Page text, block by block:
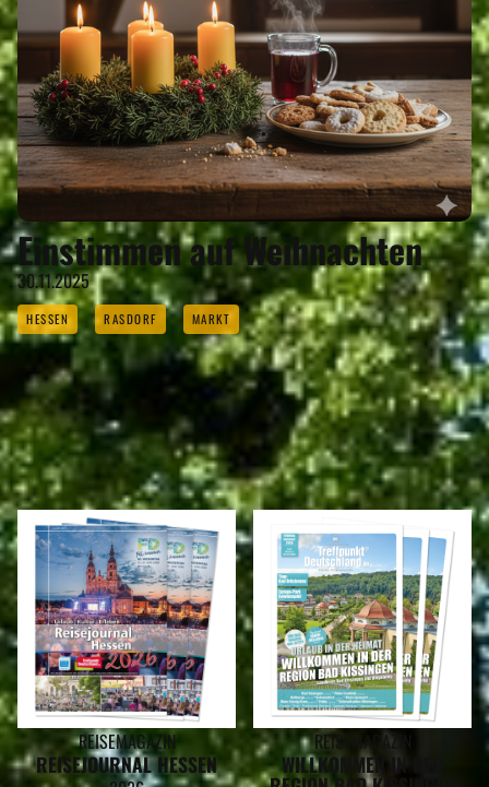
Einstimmen auf Weihnachten
30.11.2025
HESSEN RASDORF MARKT
REISEMAGAZINE
IN DIESEN REISEMAGAZINEN FINDEN SIE DEN LANDKREIS FULDA
REISEMAGAZIN
REISEJOURNAL HESSEN
REISEMAGAZIN
WILLKOMMEN IN DER